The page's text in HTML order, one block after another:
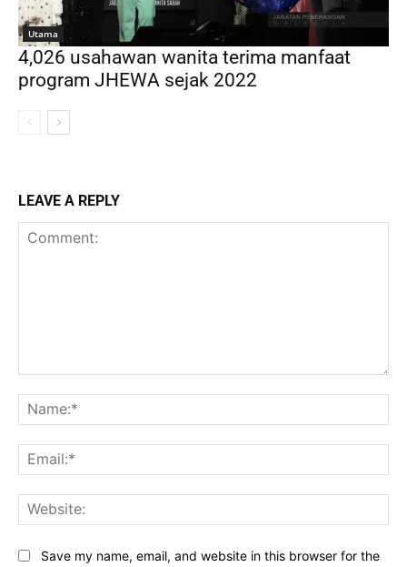
Utama
4,026 usahawan wanita terima manfaat
program JHEWA sejak 2022
LEAVE A REPLY
Save my name, email, and website in this browser for the